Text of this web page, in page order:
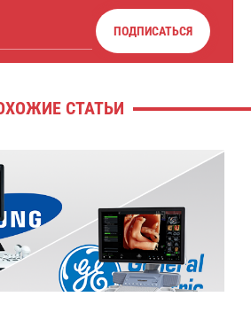
ПОДПИСАТЬСЯ
СТАТЬИ